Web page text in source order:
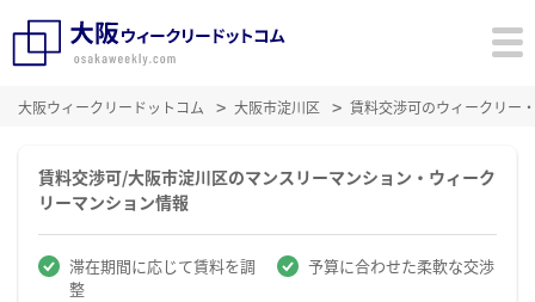
大阪ウィークリードットコム 大阪市淀川区 賃料交渉可のウィークリー
賃料交渉可/大阪市淀川区のマンスリーマンション・ウィーク
リーマンション情報
滞在期間に応じて賃料を調
整
予算に合わせた柔軟な交渉